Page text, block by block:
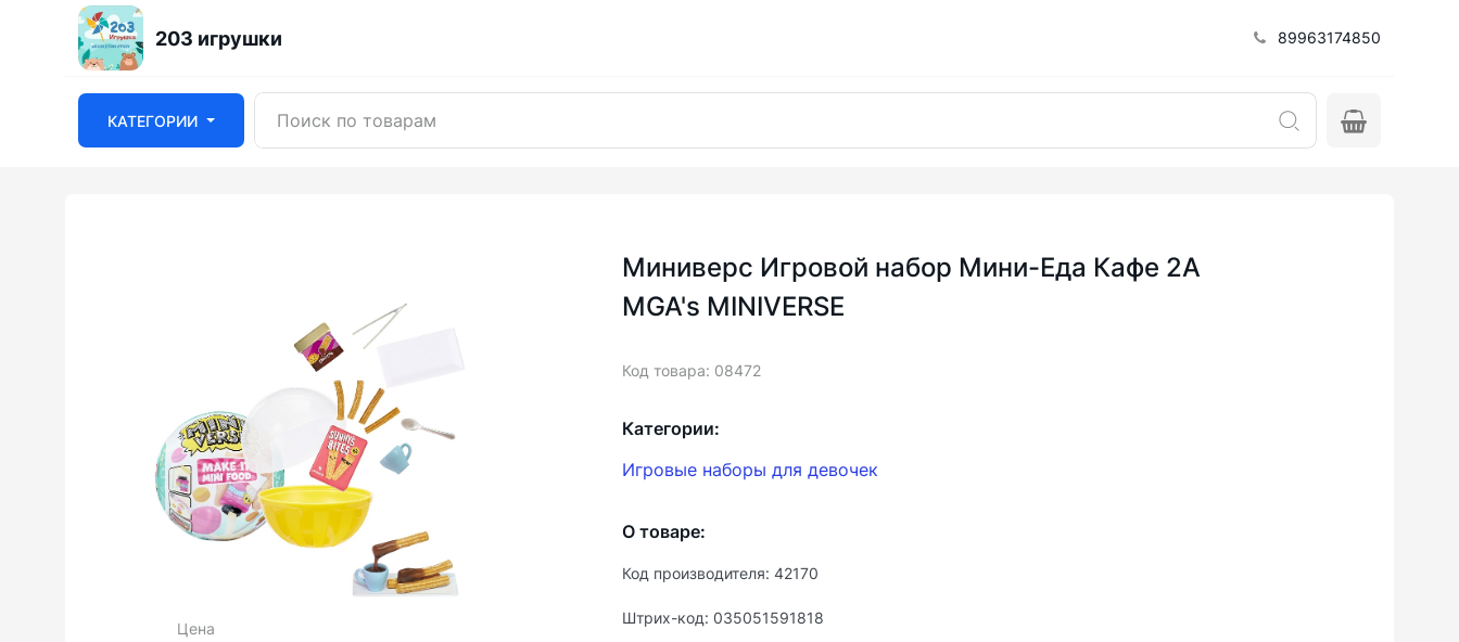
203 игрушки 89963174850
КАТЕГОРИИ
Цена
Миниверс Игровой набор Мини-Еда Кафе 2А
MGA's MINIVERSE
Код товара: 08472
Категории:
Игровые наборы для девочек
О товаре:
Код производителя: 42170
Штрих-код: 035051591818